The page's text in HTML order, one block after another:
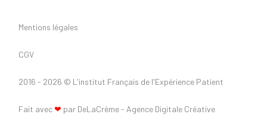
Fait avec❤ par DeLaCrème - Agence Digitale Créative
Mentions légales
CGV
2016 - 2026 © L'institut Français de l'Expérience Patient